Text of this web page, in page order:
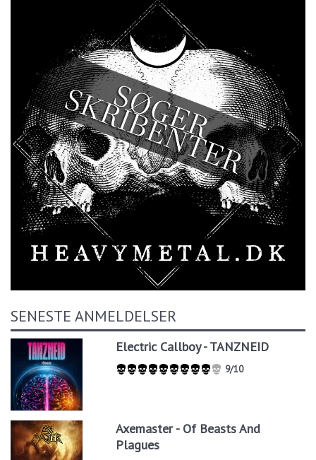
SENESTE ANMELDELSER
Electric Callboy - TANZNEID
9/10
Axemaster - Of Beasts And
Plagues